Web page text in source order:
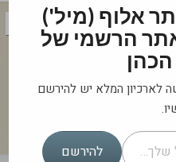
גרשון
האתר
גרשון
הלאומי?
אלוף (מיל')
הרשמי של
הכהן
לארכיון המלא יש להירשם
להירשם